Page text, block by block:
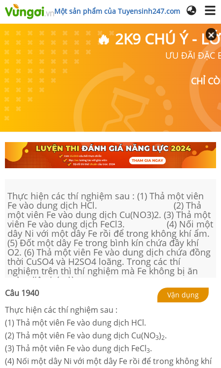
Một sản phẩm của Tuyensinh247.com
🔥 2K9 CHÚ Ý -
ƯU ĐÃI ĐẶC
CHỈ
Thực hiện các thí nghiệm sau : (1) Thả một viên
Fe vào dung dịch HCl. (2) Thả
một viên Fe vào dung dịch Cu(NO3)2. (3) Thả một
viên Fe vào dung dịch FeCl3. (4) Nối một
dây Ni với một dây Fe rồi để trong không khí ẩm.
(5) Đốt một dây Fe trong bình kín chứa đầy khí
O2. (6) Thả một viên Fe vào dung dịch chứa đồng
thời CuSO4 và H2SO4 loãng. Trong các thí
nghiệm trên thì thí nghiệm mà Fe không bị ăn
mòn điện hóa là
Câu 1940 Vận dụng
Thực hiện các thí nghiệm sau :
(1) Thả một viên Fe vào dung dịch HCl.
(2) Thả một viên Fe vào dung dịch Cu(NO3)2.
(3) Thả một viên Fe vào dung dịch FeCl3.
(4) Nối một dây Ni với một dây Fe rồi để trong không khí